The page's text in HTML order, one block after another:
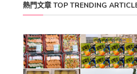
熱門文章 TOP TRENDING